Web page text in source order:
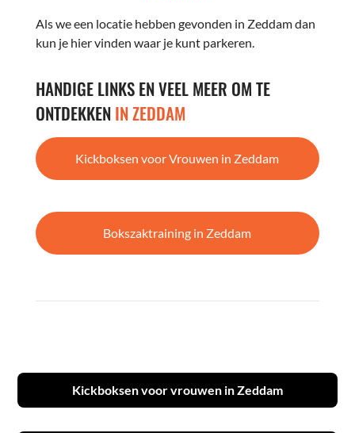
Als we een locatie hebben gevonden in Zeddam dan
kun je hier vinden waar je kunt parkeren.
HANDIGE LINKS EN VEEL MEER OM TE
ONTDEKKENIN ZEDDAM
Kickboksen voor Vrouwen in Zeddam
Bokszaktraining in Zeddam
Kickboksen voor vrouwen in Zeddam